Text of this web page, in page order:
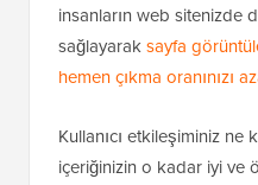
insanların web sitenizde
sağlayaraksayfa
hemen çıkma oranınızı
Kullanıcı etkileşiminiz
içeriğinizin o kadar iyi ve